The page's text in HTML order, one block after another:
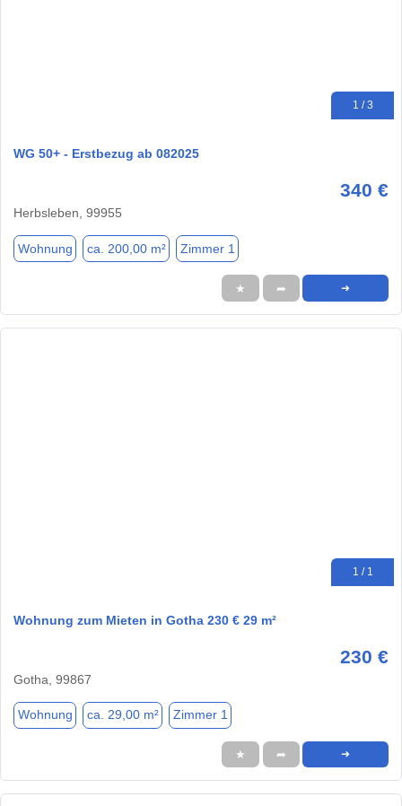
1 / 3
WG 50+ - Erstbezug ab 082025
340 €
Herbsleben, 99955
Wohnung ca. 200,00 m² Zimmer 1
★ ➦ ➜
1 / 1
Wohnung zum Mieten in Gotha 230 € 29 m²
230 €
Gotha, 99867
Wohnung ca. 29,00 m² Zimmer 1
★ ➦ ➜